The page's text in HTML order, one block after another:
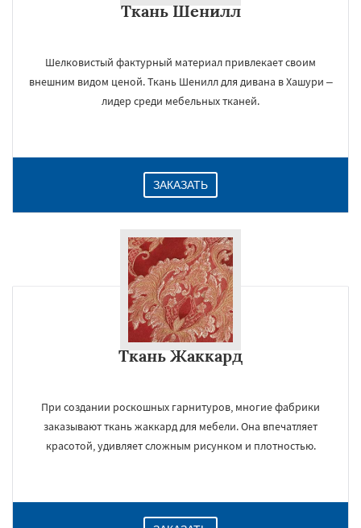
Ткань Шенилл
Шелковистый фактурный материал привлекает своим
внешним видом ценой. Ткань Шенилл для дивана в Хашури –
лидер среди мебельных тканей.
ЗАКАЗАТЬ
Ткань Жаккард
При создании роскошных гарнитуров, многие фабрики
заказывают ткань жаккард для мебели. Она впечатляет
красотой, удивляет сложным рисунком и плотностью.